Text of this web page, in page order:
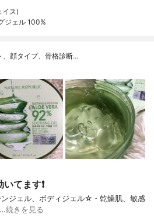
イス)
ジェル 100%
、顔タイプ、骨格診断…
てます❗
ジェル、ボディジェル☆・乾燥肌、敏感
続きを見る